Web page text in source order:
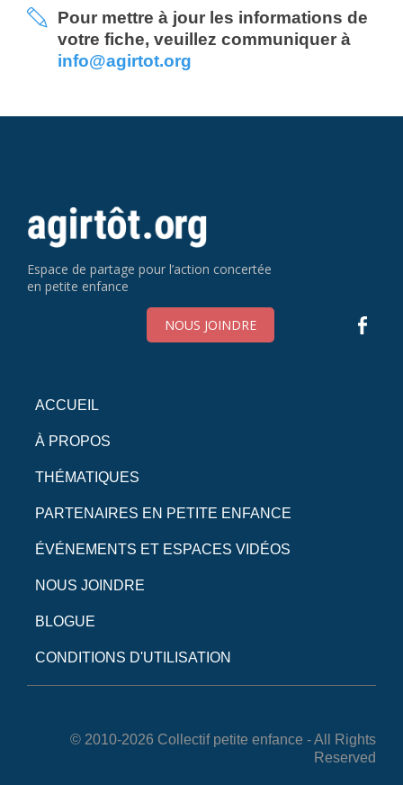
Pour mettre à jour les informations de
votre fiche, veuillez communiquer à
info@agirtot.org
Espace de partage pour l’action concertée
en petite enfance
NOUS JOINDRE
ACCUEIL
À PROPOS
THÉMATIQUES
PARTENAIRES EN PETITE ENFANCE
ÉVÉNEMENTS ET ESPACES VIDÉOS
NOUS JOINDRE
BLOGUE
CONDITIONS D'UTILISATION
© 2010-2026 Collectif petite enfance - All Rights
Reserved